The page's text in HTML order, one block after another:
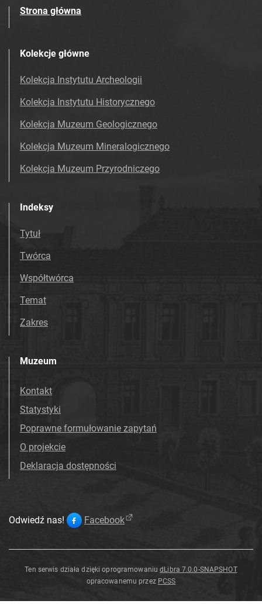
Strona główna
Kolekcje główne
Kolekcja Instytutu Archeologii
Kolekcja Instytutu Historycznego
Kolekcja Muzeum Geologicznego
Kolekcja Muzeum Mineralogicznego
Kolekcja Muzeum Przyrodniczego
Indeksy
Tytuł
Twórca
Współtwórca
Temat
Zakres
Muzeum
Kontakt
Statystyki
Poprawne formułowanie zapytań
O projekcie
Deklaracja dostępności
Odwiedź nas! Facebook
Ten serwis działa dzięki oprogramowaniudLibra 7.0.0-SNAPSHOT
opracowanemu przez PCSS